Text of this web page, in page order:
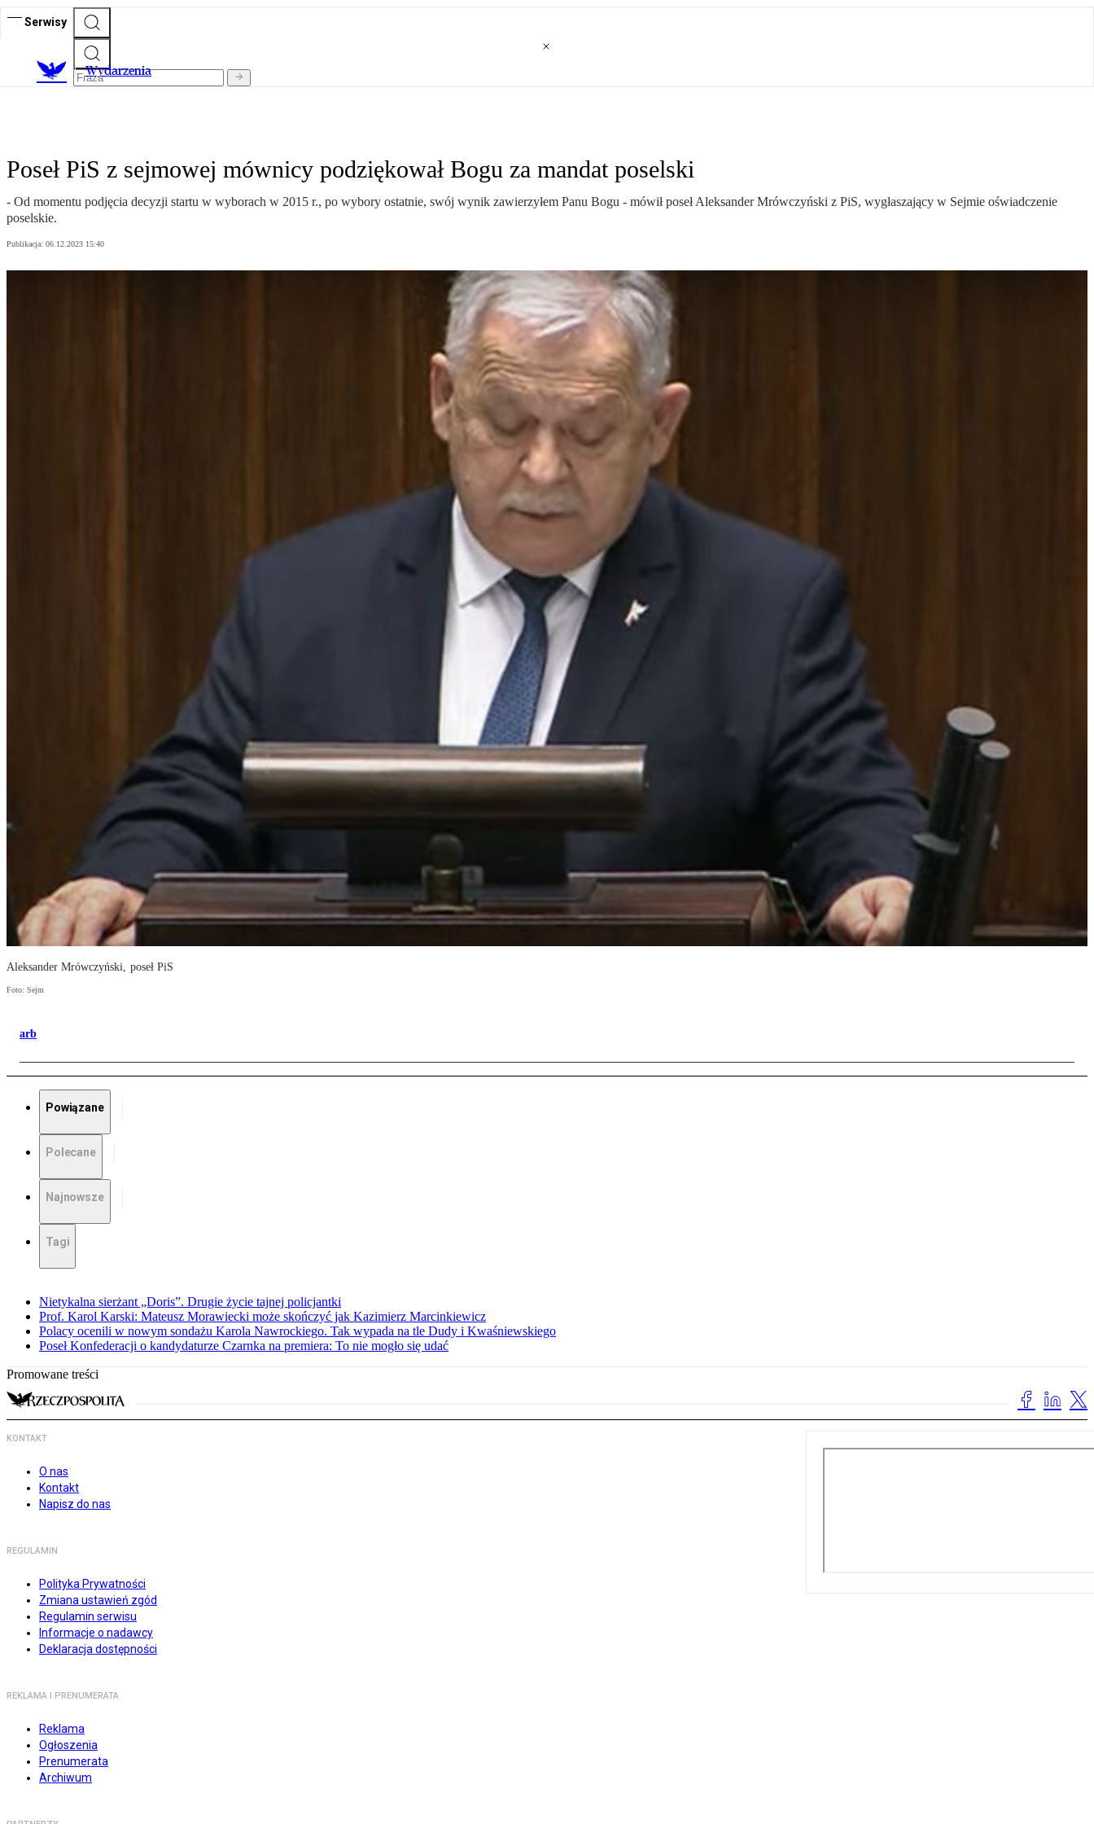
Serwisy
Wydarzenia
Poseł PiS z sejmowej mównicy podziękował Bogu za mandat poselski
- Od momentu podjęcia decyzji startu w wyborach w 2015 r., po wybory ostatnie, swój wynik zawierzyłem Panu Bogu - mówił poseł Aleksander Mrówczyński z PiS, wygłaszający w Sejmie oświadczenie
poselskie.
Publikacja: 06.12.2023 15:40
Aleksander Mrówczyński, poseł PiS
Foto: Sejm
arb
Powiązane
Polecane
Najnowsze
Tagi
Nietykalna sierżant „Doris”. Drugie życie tajnej policjantki
Prof. Karol Karski: Mateusz Morawiecki może skończyć jak Kazimierz Marcinkiewicz
Polacy ocenili w nowym sondażu Karola Nawrockiego. Tak wypada na tle Dudy i Kwaśniewskiego
Poseł Konfederacji o kandydaturze Czarnka na premiera: To nie mogło się udać
Promowane treści
KONTAKT
O nas
Kontakt
Napisz do nas
REGULAMIN
Polityka Prywatności
Zmiana ustawień zgód
Regulamin serwisu
Informacje o nadawcy
Deklaracja dostępności
REKLAMA I PRENUMERATA
Reklama
Ogłoszenia
Prenumerata
Archiwum